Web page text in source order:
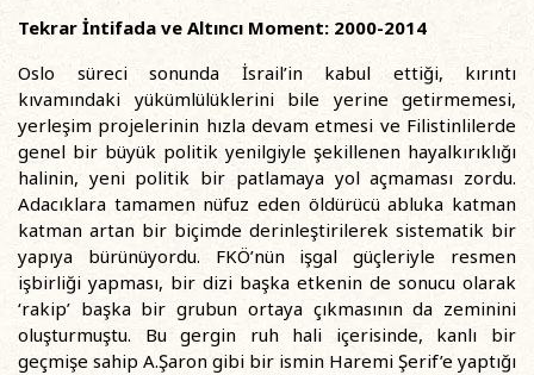
Tekrar İntifada ve Altıncı Moment: 2000-2014
Oslo süreci sonunda İsrail’in kabul ettiği, kırıntı
kıvamındaki yükümlülüklerini bile yerine getirmemesi,
yerleşim projelerinin hızla devam etmesi ve Filistinlilerde
genel bir büyük politik yenilgiyle şekillenen hayalkırıklığı
halinin, yeni politik bir patlamaya yol açmaması zordu.
Adacıklara tamamen nüfuz eden öldürücü abluka katman
katman artan bir biçimde derinleştirilerek sistematik bir
yapıya bürünüyordu. FKÖ’nün işgal güçleriyle resmen
işbirliği yapması, bir dizi başka etkenin de sonucu olarak
‘rakip’ başka bir grubun ortaya çıkmasının da zeminini
oluşturmuştu. Bu gergin ruh hali içerisinde, kanlı bir
geçmişe sahip A.Şaron gibi bir ismin Haremi Şerif’e yaptığı